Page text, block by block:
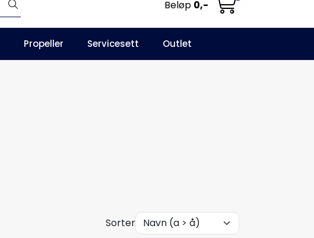
NO Infosenter Favoritter
Beløp 0,-
Propeller Servicesett Outlet
Sorter